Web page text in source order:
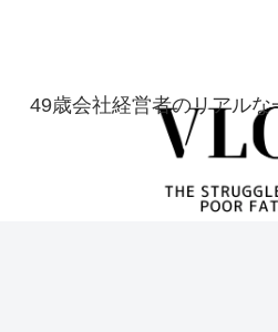
49歳会社経営者のリアル